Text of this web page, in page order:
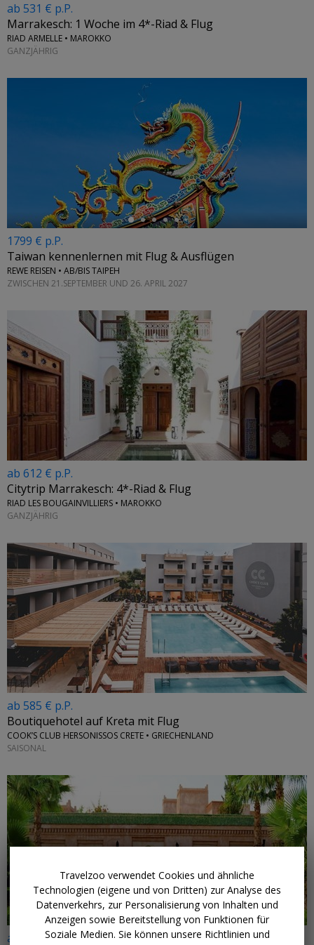
ab 531 € p.P.
Marrakesch: 1 Woche im 4*-Riad & Flug
RIAD ARMELLE • MAROKKO
GANZJÄHRIG
1799 € p.P.
Taiwan kennenlernen mit Flug & Ausflügen
REWE REISEN • AB/BIS TAIPEH
ZWISCHEN 21.SEPTEMBER UND 26. APRIL 2027
ab 612 € p.P.
Citytrip Marrakesch: 4*-Riad & Flug
RIAD LES BOUGAINVILLIERS • MAROKKO
GANZJÄHRIG
ab 585 € p.P.
Boutiquehotel auf Kreta mit Flug
COOK’S CLUB HERSONISSOS CRETE • GRIECHENLAND
SAISONAL
ab 598 € p.P.
Travelzoo verwendet Cookies und ähnliche
Technologien (eigene und von Dritten) zur Analyse des
Datenverkehrs, zur Personalisierung von Inhalten und
Anzeigen sowie Bereitstellung von Funktionen für
Soziale Medien. Sie können unsere Richtlinien und